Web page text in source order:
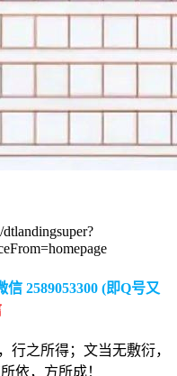
2589053300 (即Q号又
行之所得；文当无敷衍，
依，方所成！